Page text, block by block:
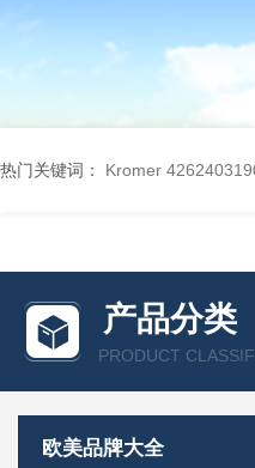
热门关键词： Kromer
产品分类
PRODUCT
欧美品牌大全